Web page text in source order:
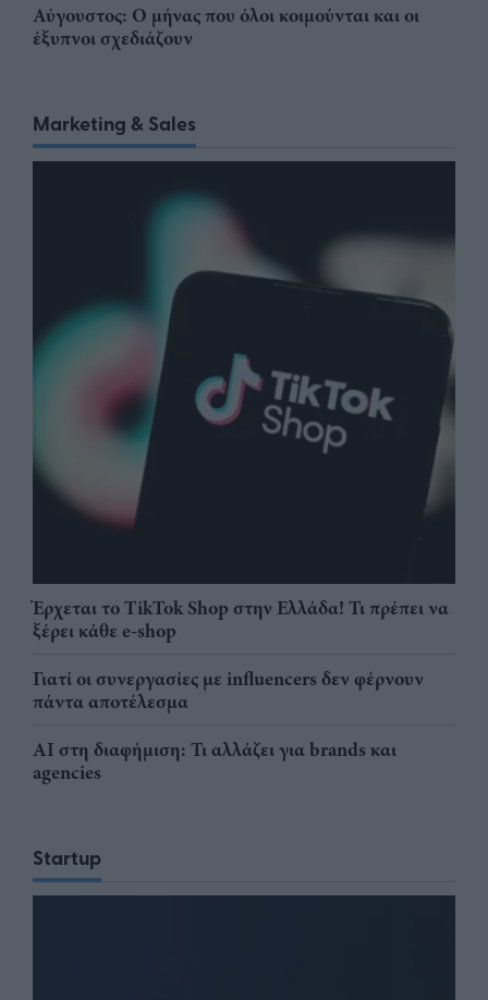
Αύγουστος: Ο μήνας που όλοι κοιμούνται και οι
έξυπνοι σχεδιάζουν
Marketing & Sales
Έρχεται το TikTok Shop στην Ελλάδα! Τι πρέπει να
ξέρει κάθε e-shop
Γιατί οι συνεργασίες με influencers δεν φέρνουν
πάντα αποτέλεσμα
AI στη διαφήμιση: Τι αλλάζει για brands και
agencies
Startup